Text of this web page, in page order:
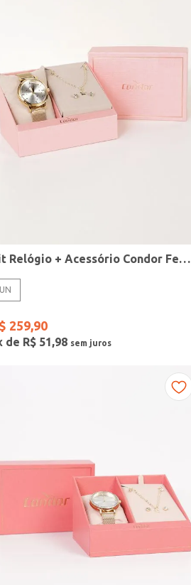
Kit Relógio + Acessório Condor Feminino DOURADO
UN
259,90
de R$ 51,98